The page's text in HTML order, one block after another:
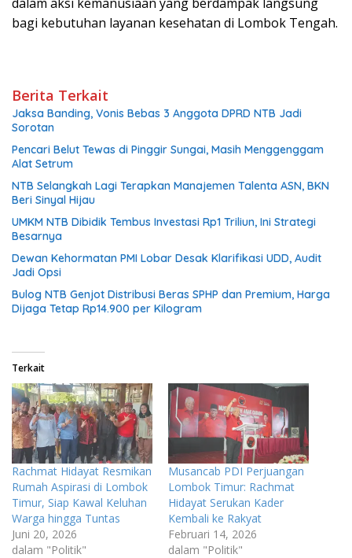
bagi kebutuhan layanan kesehatan di Lombok Tengah.
Berita Terkait
Jaksa Banding, Vonis Bebas 3 Anggota DPRD NTB Jadi
Sorotan
Pencari Belut Tewas di Pinggir Sungai, Masih Menggenggam
Alat Setrum
NTB Selangkah Lagi Terapkan Manajemen Talenta ASN, BKN
Beri Sinyal Hijau
UMKM NTB Dibidik Tembus Investasi Rp1 Triliun, Ini Strategi
Besarnya
Dewan Kehormatan PMI Lobar Desak Klarifikasi UDD, Audit
Jadi Opsi
Bulog NTB Genjot Distribusi Beras SPHP dan Premium, Harga
Dijaga Tetap Rp14.900 per Kilogram
Terkait
Rachmat Hidayat Resmikan
Rumah Aspirasi di Lombok
Timur, Siap Kawal Keluhan
Warga hingga Tuntas
Juni 20, 2026
dalam "Politik"
Musancab PDI Perjuangan
Lombok Timur: Rachmat
Hidayat Serukan Kader
Kembali ke Rakyat
Februari 14, 2026
dalam "Politik"